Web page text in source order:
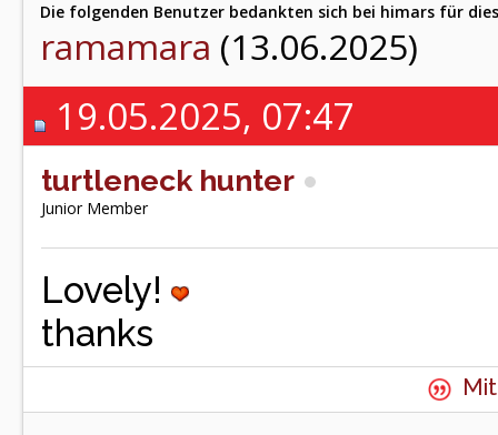
Die folgenden Benutzer bedankten sich bei himars für
ramamara (13.06.2025)
19.05.2025, 07:47
turtleneck hunter
Junior Member
Lovely!
thanks